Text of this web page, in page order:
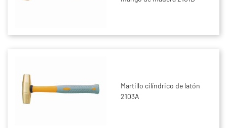
Martillo cilíndrico de latón
2103A